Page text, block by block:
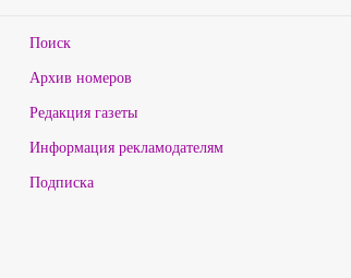
Поиск
Архив номеров
Редакция газеты
Информация рекламодателям
Подписка